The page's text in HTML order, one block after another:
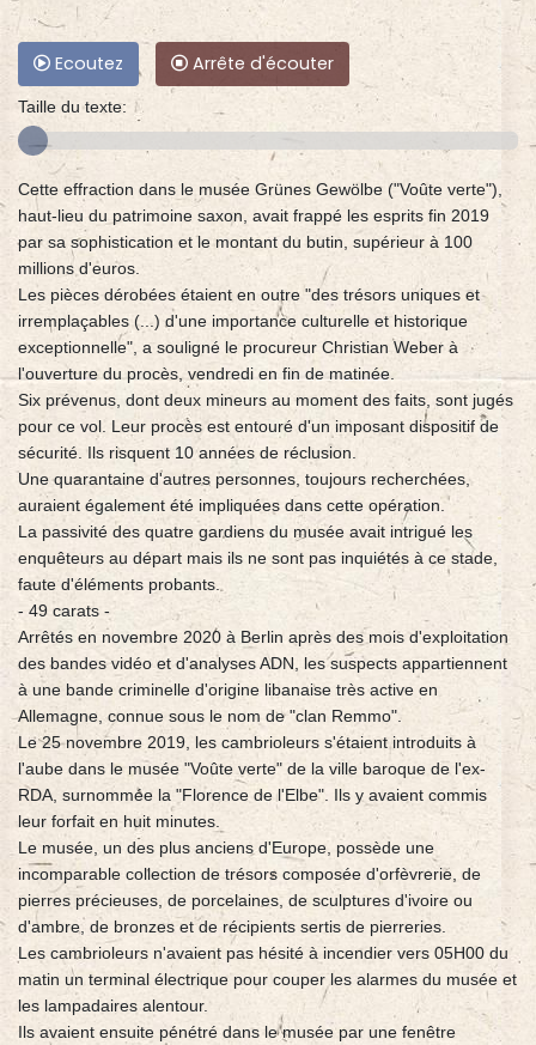
Ecoutez Arrête d'écouter
Taille du texte:
Cette effraction dans le musée Grünes Gewölbe ("Voûte verte"),
haut-lieu du patrimoine saxon, avait frappé les esprits fin 2019
par sa sophistication et le montant du butin, supérieur à 100
millions d'euros.
Les pièces dérobées étaient en outre "des trésors uniques et
irremplaçables (...) d'une importance culturelle et historique
exceptionnelle", a souligné le procureur Christian Weber à
l'ouverture du procès, vendredi en fin de matinée.
Six prévenus, dont deux mineurs au moment des faits, sont jugés
pour ce vol. Leur procès est entouré d'un imposant dispositif de
sécurité. Ils risquent 10 années de réclusion.
Une quarantaine d'autres personnes, toujours recherchées,
auraient également été impliquées dans cette opération.
La passivité des quatre gardiens du musée avait intrigué les
enquêteurs au départ mais ils ne sont pas inquiétés à ce stade,
faute d'éléments probants.
- 49 carats -
Arrêtés en novembre 2020 à Berlin après des mois d'exploitation
des bandes vidéo et d'analyses ADN, les suspects appartiennent
à une bande criminelle d'origine libanaise très active en
Allemagne, connue sous le nom de "clan Remmo".
Le 25 novembre 2019, les cambrioleurs s'étaient introduits à
l'aube dans le musée "Voûte verte" de la ville baroque de l'ex-
RDA, surnommée la "Florence de l'Elbe". Ils y avaient commis
leur forfait en huit minutes.
Le musée, un des plus anciens d'Europe, possède une
incomparable collection de trésors composée d'orfèvrerie, de
pierres précieuses, de porcelaines, de sculptures d'ivoire ou
d'ambre, de bronzes et de récipients sertis de pierreries.
Les cambrioleurs n'avaient pas hésité à incendier vers 05H00 du
matin un terminal électrique pour couper les alarmes du musée et
les lampadaires alentour.
Ils avaient ensuite pénétré dans le musée par une fenêtre